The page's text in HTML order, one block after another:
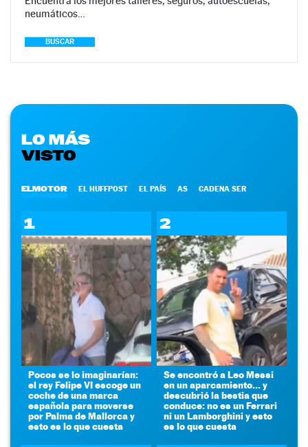
neumáticos…
BUSCAR
LO MÁS
VISTO
ELMOTOR EL HUFFPOST EL PAÍS AS CADENA SER
1
Pocos se lo imaginarían:
el rey Felipe VI escoge un
coche de una marca
española para moverse
por Palma de Mallorca y
esto es lo que cuesta
2
Se encontró a Leo Messi
en un aparcamiento... y
descubrió la bestia que
conduce: no es un Ferrari
ni un Lamborghini y esto
es lo que cuesta